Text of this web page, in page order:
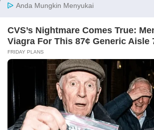
Email
Tentang Katadata Advertising Karier
Kebijakan Privasi
Disclaimer
©2026 Katadata. Hak cipta dilindungi